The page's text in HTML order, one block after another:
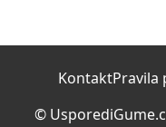
KontaktPravila
©